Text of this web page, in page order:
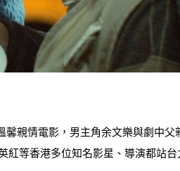
親情電影，男主角余文樂與劇中
紅等香港多位知名影星、導演都站